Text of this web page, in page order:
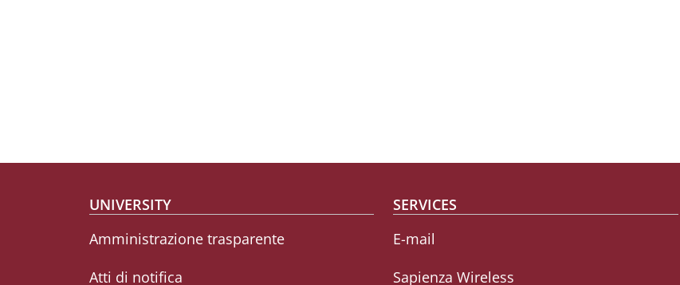
Footer menu
UNIVERSITY
Amministrazione trasparente
Atti di notifica
SERVICES
E-mail
Sapienza Wireless